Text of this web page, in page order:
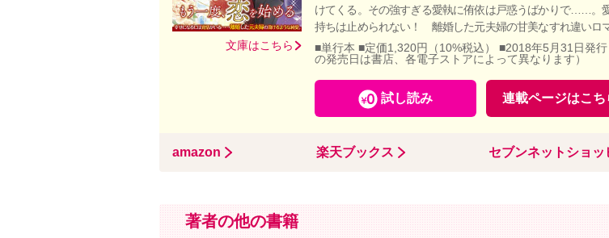
文庫はこちら
けてくる。その強すぎる愛執に侑依は戸惑うばかりで……。
持ちは止められない！ 離婚した元夫婦の甘美なすれ違いロマ
■単行本 ■定価1,320円（10%税込） ■2018年5月31日発
の発売日は書店、各電子ストアによって異なります）
試し読み 連載ページはこち
amazon 楽天ブックス セブンネットショッ
著者の他の書籍